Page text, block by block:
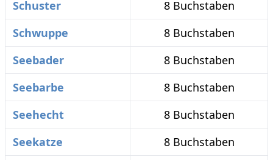
Schuster
8 Buchstaben
Schwuppe
8 Buchstaben
Seebader
8 Buchstaben
Seebarbe
8 Buchstaben
Seehecht
8 Buchstaben
Seekatze
8 Buchstaben